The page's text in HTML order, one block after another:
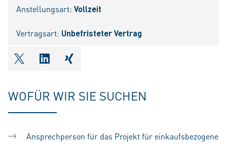
Anstellungsart: Vollzeit
Vertragsart: Unbefristeter Vertrag
shareOntwitter
shareOnlinkedIn
shareOnxing
WOFÜR WIR SIE SUCHEN
Ansprechperson für das Projekt für einkaufsbezogene